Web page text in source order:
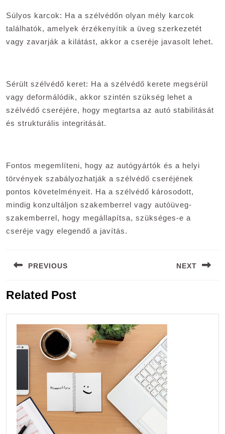
Súlyos karcok: Ha a szélvédőn olyan mély karcok
találhatók, amelyek érzékenyítik a üveg szerkezetét
vagy zavarják a kilátást, akkor a cseréje javasolt lehet.
Sérült szélvédő keret: Ha a szélvédő kerete megsérül
vagy deformálódik, akkor szintén szükség lehet a
szélvédő cseréjére, hogy megtartsa az autó stabilitását
és strukturális integritását.
Fontos megemlíteni, hogy az autógyártók és a helyi
törvények szabályozhatják a szélvédő cseréjének
pontos követelményeit. Ha a szélvédő károsodott,
mindig konzultáljon szakemberrel vagy autóüveg-
szakemberrel, hogy megállapítsa, szükséges-e a
cseréje vagy elegendő a javítás.
navigáció
PREVIOUS
post:
NEXT
Related Post